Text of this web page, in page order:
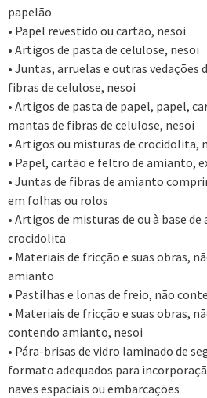
papelão
• Papel revestido ou cartão, nesoi
• Artigos de pasta de celulose, nesoi
• Juntas, arruelas e outras vedações
fibras de celulose, nesoi
• Artigos de pasta de papel, papel,
mantas de fibras de celulose, nesoi
• Artigos ou misturas de crocidolita,
• Papel, cartão e feltro de amianto,
• Juntas de fibras de amianto
em folhas ou rolos
• Artigos de misturas de ou à base
crocidolita
• Materiais de fricção e suas obras,
amianto
• Pastilhas e lonas de freio, não
• Materiais de fricção e suas obras,
contendo amianto, nesoi
• Pára-brisas de vidro laminado de
formato adequados para
naves espaciais ou embarcações